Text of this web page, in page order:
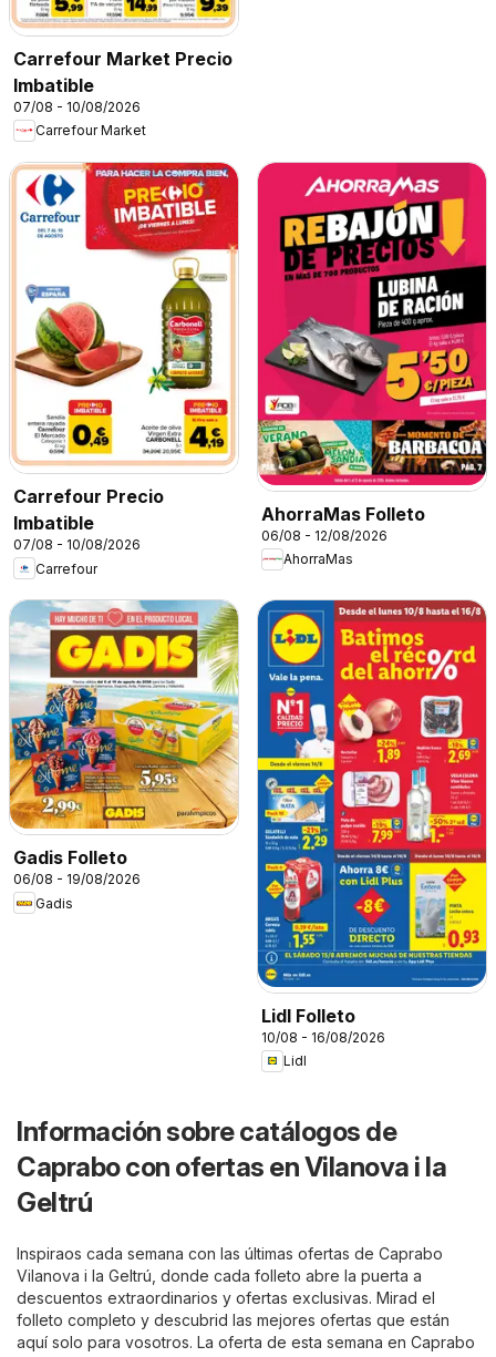
Carrefour Market Precio
Imbatible
07/08 - 10/08/2026
Carrefour Market
Carrefour Precio
Imbatible
07/08 - 10/08/2026
Carrefour
AhorraMas Folleto
06/08 - 12/08/2026
AhorraMas
Gadis Folleto
06/08 - 19/08/2026
Gadis
Lidl Folleto
10/08 - 16/08/2026
Lidl
Información sobre catálogos de
Caprabo con ofertas en Vilanova i la
Geltrú
Inspiraos cada semana con las últimas ofertas de Caprabo
Vilanova i la Geltrú, donde cada folleto abre la puerta a
descuentos extraordinarios y ofertas exclusivas. Mirad el
folleto completo y descubrid las mejores ofertas que están
aquí solo para vosotros. La oferta de esta semana en Caprabo